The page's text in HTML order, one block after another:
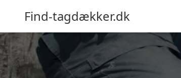
Find-tagdækker.dk